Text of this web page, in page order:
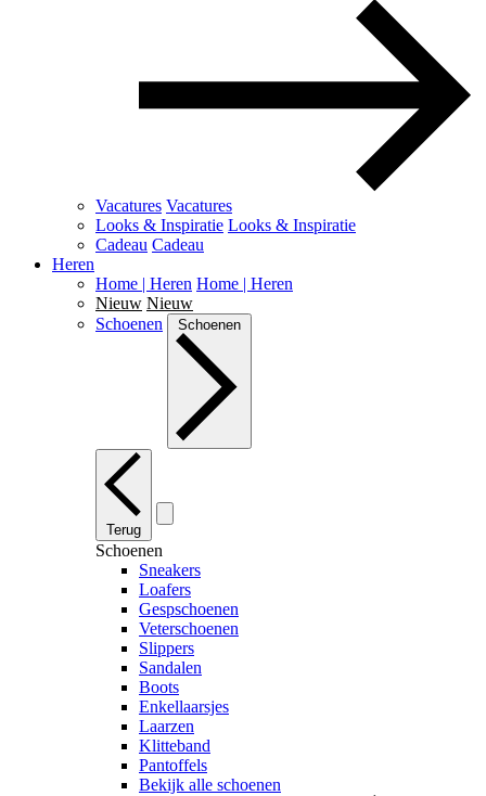
Vacatures Vacatures
Looks & Inspiratie Looks & Inspiratie
Cadeau Cadeau
Heren
Home | Heren Home | Heren
Nieuw Nieuw
Schoenen
Schoenen
Terug
Schoenen
Sneakers
Loafers
Gespschoenen
Veterschoenen
Slippers
Sandalen
Boots
Enkellaarsjes
Laarzen
Klitteband
Pantoffels
Bekijk alle schoenen